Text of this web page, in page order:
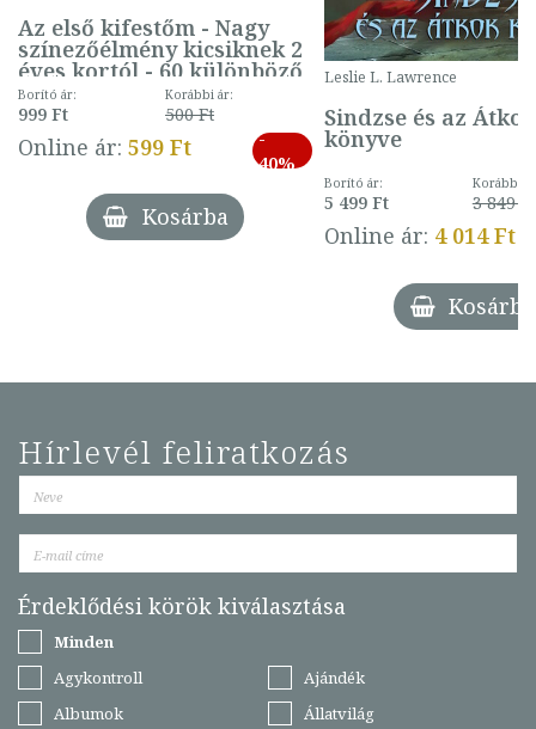
Az első kifestőm - Nagy
színezőélmény kicsiknek 2
éves kortól - 60 különböző
mintával (gombás)
Borító ár:
999 Ft
Korábbi ár:
500 Ft
Online ár: 599 Ft
-
40%
Kosárba
Leslie L. Lawrence
Sindzse és az Átkok
könyve
Borító ár:
5 499 Ft
Korábbi
3 849 Ft
Online ár: 4 014 Ft
Kosárba
Hírlevél feliratkozás
Érdeklődési körök kiválasztása
Minden
Agykontroll
Ajándék
Albumok
Állatvilág